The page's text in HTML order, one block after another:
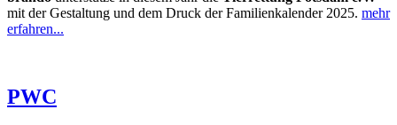
mit der Gestaltung und dem Druck der Familienkalender 2025. mehr
erfahren...
PWC